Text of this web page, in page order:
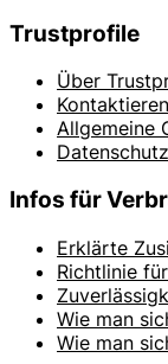
Trustprofile
Über
Allgemeine
Infos für
Erklärte
Richtlinie
Wie man
Wie man